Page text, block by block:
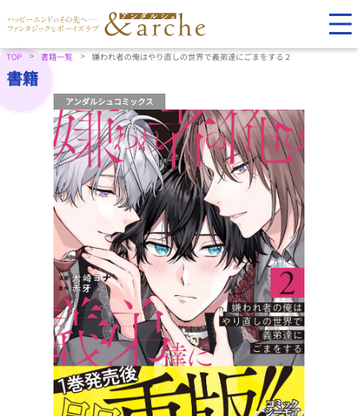
TOP 書籍一覧 嫌われ者の俺はやり直しの世界で義弟達にごまをする２
書籍
アンダルシュコミックス